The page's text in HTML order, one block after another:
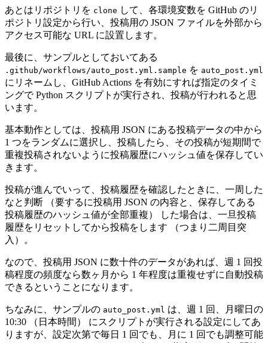
あとはリポジトリを clone して、各環境変数を GitHub のリ
ポジトリ設定から行い、投稿用の JSON ファイルを外部から
アクセス可能な URL に設置します。
最後に、サンプルとしておいてある
.github/workflows/auto_post.yml.sample を auto_post.yml
にリネームし、GitHub Actions を有効にすれば指定のタイミ
ングで Python スクリプトが実行され、投稿が行われると思
います。
基本動作としては、投稿用 JSON にある投稿データの中から
1 つをランダムに選択し、投稿したら、その投稿が短期間で
重複投稿されないように投稿履歴にハッシュ値を保存してい
きます。
投稿が進んでいって、投稿履歴を確認したときに、一周した
なと判断 （要するに投稿用 JSON の内容と、保存してある
投稿履歴のハッシュ値が全部重複） した場合は、一旦投稿
履歴をリセットしてから投稿をします （つまり二周目突
入）。
なので、投稿用 JSON に数十件のデータがあれば、週 1 回投
稿程度の頻度なら数ヶ月から 1 年程度は重複せずに自動投稿
できるということになります。
ちなみに、サンプルの auto_post.yml は、週 1 回、月曜日の
10:30 （日本時間） にスクリプトが実行される設定にしてあ
りますが、設定次第で毎日 1 回でも、月に 1 回でも調整可能